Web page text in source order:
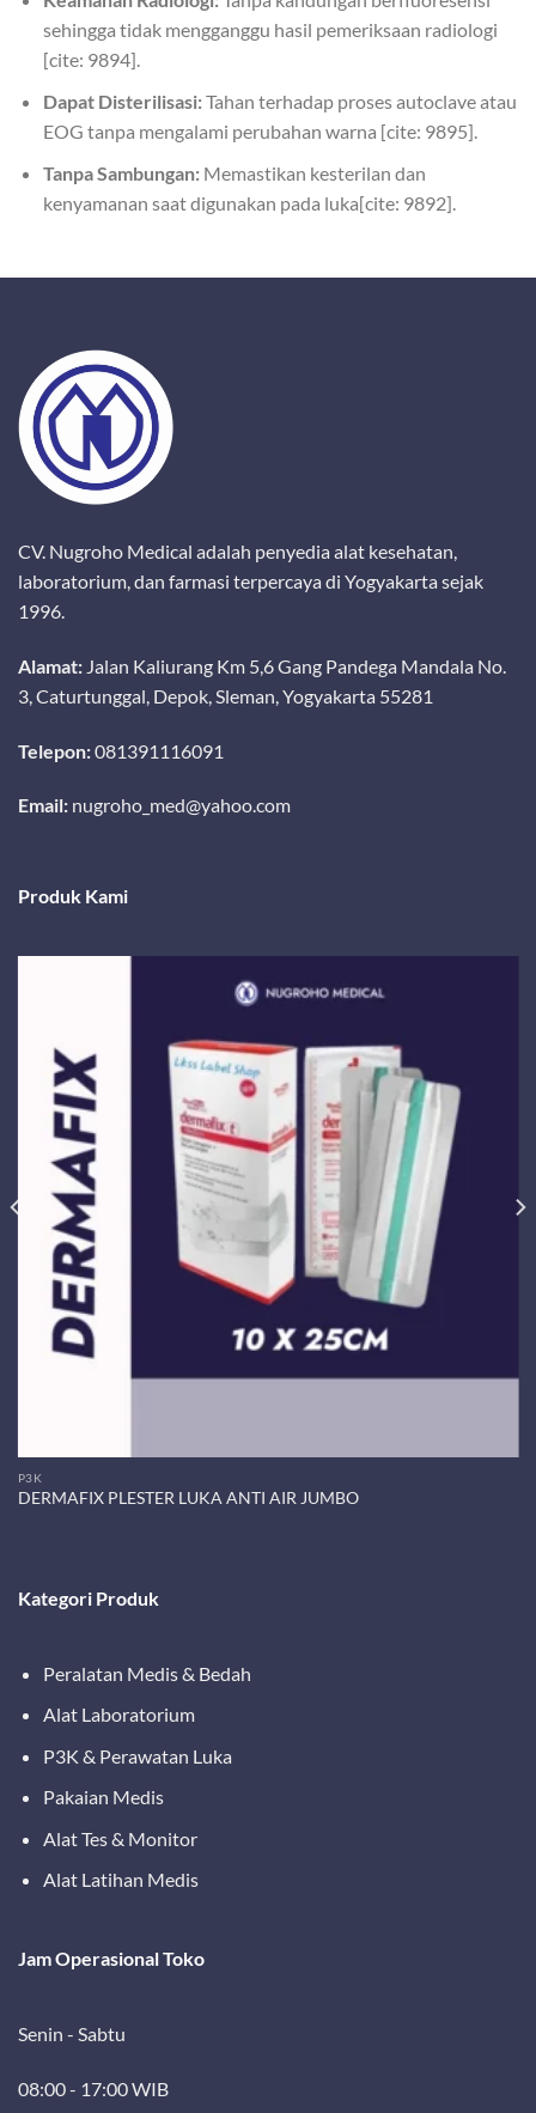
sehingga tidak mengganggu hasil pemeriksaan radiologi
[cite: 9894].
Dapat Disterilisasi:Tahan terhadap proses autoclave atau
EOG tanpa mengalami perubahan warna [cite: 9895].
Tanpa Sambungan:Memastikan kesterilan dan
kenyamanan saat digunakan pada luka[cite: 9892].
CV. Nugroho Medical adalah penyedia alat kesehatan,
laboratorium, dan farmasi terpercaya di Yogyakarta sejak
1996.
Alamat: Jalan Kaliurang Km 5,6 Gang Pandega Mandala No.
3, Caturtunggal, Depok, Sleman, Yogyakarta 55281
Telepon:081391116091
Email: nugroho_med@yahoo.com
Produk Kami
P3K
DERMAFIX PLESTER LUKA ANTI AIR JUMBO
Kategori Produk
Peralatan Medis & Bedah
Alat Laboratorium
P3K & Perawatan Luka
Pakaian Medis
Alat Tes & Monitor
Alat Latihan Medis
Jam Operasional Toko
Senin - Sabtu
08:00 - 17:00 WIB